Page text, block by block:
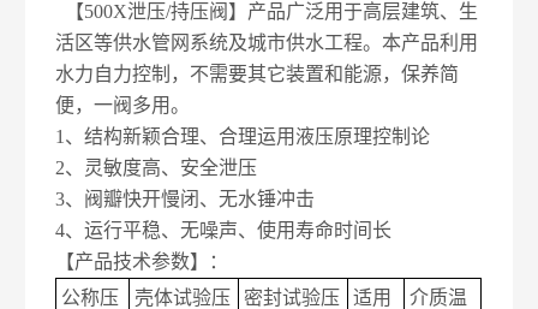
【500X泄压/持压阀】产品广泛用于高层建筑、生
活区等供水管网系统及城市供水工程。本产品利用
水力自力控制，不需要其它装置和能源，保养简
便，一阀多用。
1、结构新颖合理、合理运用液压原理控制论
2、灵敏度高、安全泄压
3、阀瓣快开慢闭、无水锤冲击
4、运行平稳、无噪声、使用寿命时间长
【产品技术参数】：
公称压
壳体试验压
密封试验压
适用
介质温